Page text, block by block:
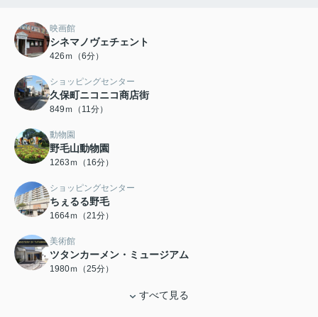
映画館
シネマノヴェチェント
426ｍ（6分）
ショッピングセンター
久保町ニコニコ商店街
849ｍ（11分）
動物園
野毛山動物園
1263ｍ（16分）
ショッピングセンター
ちぇるる野毛
1664ｍ（21分）
美術館
ツタンカーメン・ミュージアム
1980ｍ（25分）
すべて見る